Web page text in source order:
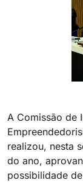
A Comissão de
realizou, nesta
do ano,
possibilidade